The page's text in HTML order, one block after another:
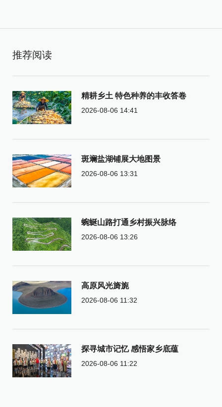
推荐阅读
精耕乡土 特色种养的丰收答卷
2026-08-06 14:41
斑斓盐湖铺展大地图景
2026-08-06 13:31
蜿蜒山路打通乡村振兴脉络
2026-08-06 13:26
高原风光旖旎
2026-08-06 11:32
探寻城市记忆 感悟家乡底蕴
2026-08-06 11:22